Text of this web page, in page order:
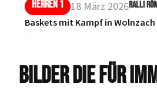
HERREN 1 18 März 2026RALLI
Baskets mit Kampf in
BILDER DIE FÜR